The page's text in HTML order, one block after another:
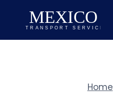
Doorgaan
inhoud
Home